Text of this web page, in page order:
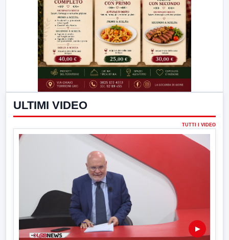
ULTIMI VIDEO
TUTTI I VIDEO
▶